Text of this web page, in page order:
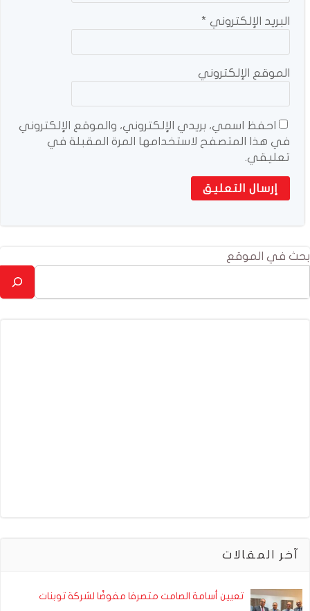
البريد الإلكتروني *
الموقع الإلكتروني
احفظ اسمي، بريدي الإلكتروني، والموقع الإلكتروني
في هذا المتصفح لاستخدامها المرة المقبلة في
تعليقي.
بحث في الموقع
آخر المقالات
تعيين أسامة الصامت متصرفا مفوضًا لشركة توبنات